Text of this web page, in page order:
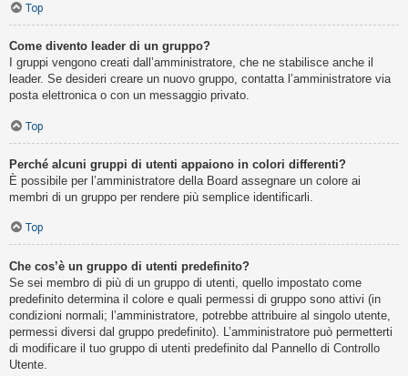
Top
Come divento leader di un gruppo?
I gruppi vengono creati dall’amministratore, che ne stabilisce anche il
leader. Se desideri creare un nuovo gruppo, contatta l’amministratore via
posta elettronica o con un messaggio privato.
Top
Perché alcuni gruppi di utenti appaiono in colori differenti?
È possibile per l’amministratore della Board assegnare un colore ai
membri di un gruppo per rendere più semplice identificarli.
Top
Che cos’è un gruppo di utenti predefinito?
Se sei membro di più di un gruppo di utenti, quello impostato come
predefinito determina il colore e quali permessi di gruppo sono attivi (in
condizioni normali; l’amministratore, potrebbe attribuire al singolo utente,
permessi diversi dal gruppo predefinito). L’amministratore può permetterti
di modificare il tuo gruppo di utenti predefinito dal Pannello di Controllo
Utente.